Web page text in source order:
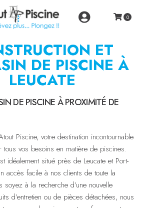
ET
DE PISCINE À
LEUCATE
DE PISCINE À PROXIMITÉ DE
Piscine, votre destination incontournable
tous vos besoins en matière de piscines.
idéalement situé près de Leucate et Port-
accès facile à nos clients de toute la
soyez à la recherche d’une nouvelle
d’entretien ou de pièces détachées, nous